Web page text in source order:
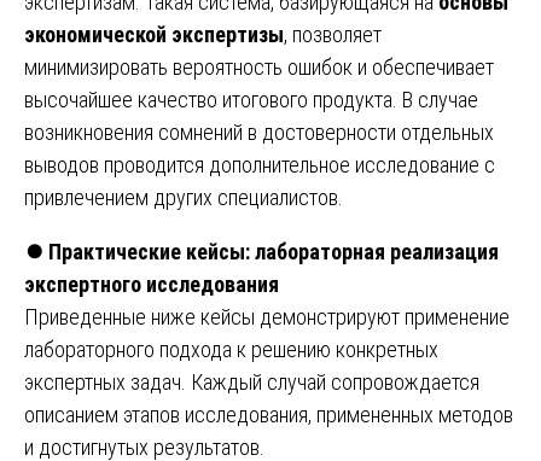
экономической экспертизы, позволяет
минимизировать вероятность ошибок и обеспечивает
высочайшее качество итогового продукта. В случае
возникновения сомнений в достоверности отдельных
выводов проводится дополнительное исследование с
привлечением других специалистов.
⏺️ Практические кейсы: лабораторная реализация
экспертного исследования
Приведенные ниже кейсы демонстрируют применение
лабораторного подхода к решению конкретных
экспертных задач. Каждый случай сопровождается
описанием этапов исследования, примененных методов
и достигнутых результатов.